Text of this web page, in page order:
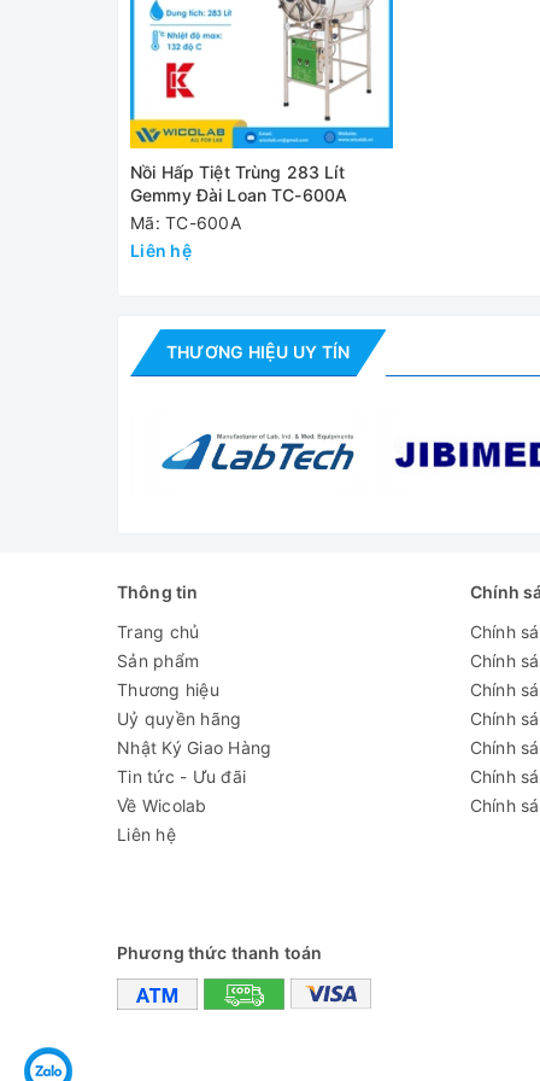
Kích thước
buồng
60 x 100 cm
thụ
12KW/18A
Nguồn điện 3 pha 380V/ 50Hz
Kích thước
Đánh giá
Nồi Hấp Tiệt Trùng 283 Lít
Gemmy Đài Loan TC-600A
Mã: TC-600A
Liên hệ
THƯƠNG HIỆU UY TÍN
Thông tin
Trang chủ
Sản phẩm
Thương hiệu
Uỷ quyền hãng
Nhật Ký Giao Hàng
Tin tức - Ưu đãi
Về Wicolab
Liên hệ
Chính
Chính
Chính
Chính
Chính
Chính
Chính
Chính
Phương thức thanh toán